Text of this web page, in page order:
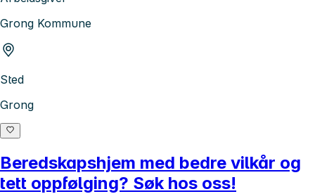
Grong Kommune
Sted
Grong
Beredskapshjem med bedre vilkår og
tett oppfølging? Søk hos oss!